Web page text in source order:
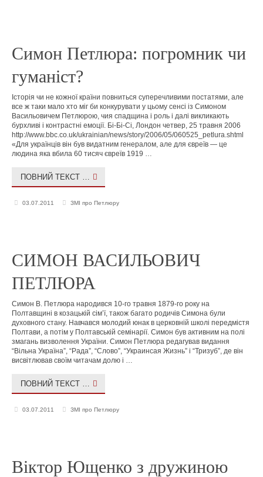
Симон Петлюра: погромник чи
гуманіст?
Історія чи не кожної країни повниться суперечливими постатями, але
все ж таки мало хто міг би конкурувати у цьому сенсі із Симоном
Васильовичем Петлюрою, чия спадщина і роль і далі викликають
бурхливі і контрастні емоції. Бі-Бі-Сі, Лондон четвер, 25 травня 2006
http://www.bbc.co.uk/ukrainian/news/story/2006/05/060525_petlura.shtml
«Для українців він був видатним генералом, але для євреїв — це
людина яка вбила 60 тисяч євреїв 1919 …
ПОВНИЙ ТЕКСТ …
03.07.2011 ЗМІ про Петлюру
СИМОН ВАСИЛЬОВИЧ
ПЕТЛЮРА
Симон В. Петлюра народився 10-го травня 1879-го року на
Полтавщині в козацькій сім’ї, також багато родичів Симона були
духовного стану. Навчався молодий юнак в церковній школі передмістя
Полтави, а потім у Полтавській семінарії. Симон був активним на полі
змагань визволення України. Симон Петлюра редагував видання
“Вільна Україна”, “Рада”, “Слово”, “Украинсая Жизнь” і “Тризуб”, де він
висвітлював своїм читачам долю і …
ПОВНИЙ ТЕКСТ …
03.07.2011 ЗМІ про Петлюру
Віктор Ющенко з дружиною